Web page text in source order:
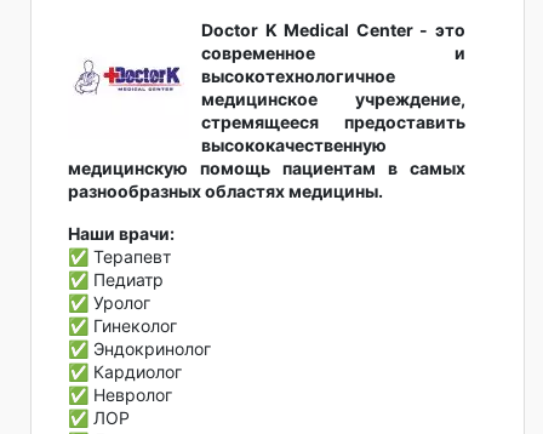
Doctor K Medical Center - это
современное и
высокотехнологичное
медицинское учреждение,
стремящееся предоставить
высококачественную
медицинскую помощь пациентам в самых
разнообразных областях медицины.
Наши врачи:
✅ Терапевт
✅ Педиатр
✅ Уролог
✅ Гинеколог
✅ Эндокринолог
✅ Кардиолог
✅ Невролог
✅ ЛОР